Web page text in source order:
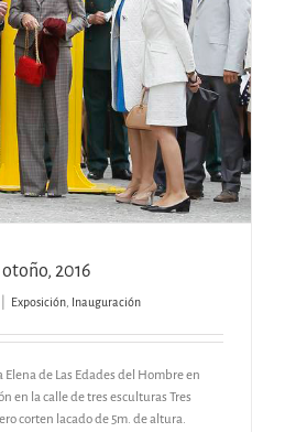
2016
Exposición Inauguración
de Las Edades del Hombre en
en la calle de tres esculturas Tres
corten lacado de 5m. de altura.